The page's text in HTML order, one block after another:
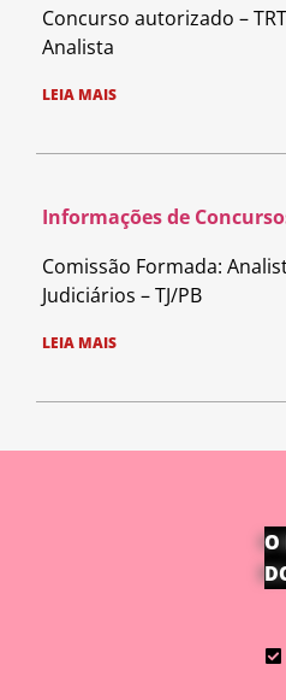
Concurso autorizado –
Analista
LEIA MAIS
Informações de
Comissão Formada:
Judiciários – TJ/PB
LEIA MAIS
O